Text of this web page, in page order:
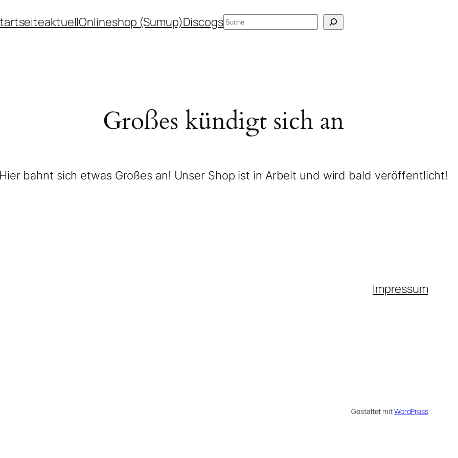
aktuellOnlineshop (Sumup)DiscogsSuchen
Großes kündigt sich an
bahnt sich etwas Großes an! Unser Shop ist in Arbeit und wird bald veröffentlicht!
Impressum
Gestaltet mitWordPress